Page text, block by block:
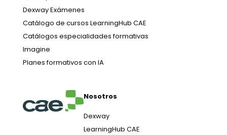
Dexway Exámenes
Catálogo de cursos LearningHub CAE
Catálogos especialidades formativas
Imagine
Planes formativos con IA
Nosotros
Dexway
LearningHub CAE